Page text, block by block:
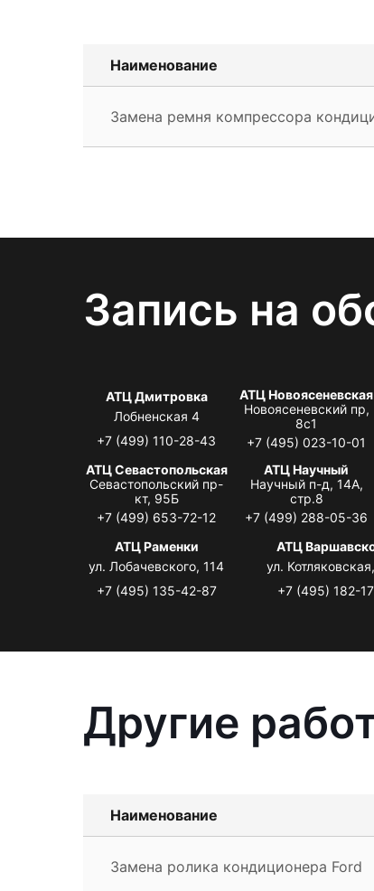
Наименование
Замена ремня компрессора
Запись на
АТЦ Дмитровка
Лобненская 4
+7 (499) 110-28-43
АТЦ Новоясеневская
Новоясеневский пр,
8с1
+7 (495) 023-10-01
АТЦ Севастопольская
Севастопольский пр-
кт, 95Б
+7 (499) 653-72-12
АТЦ Научный
Научный п-д, 14А,
стр.8
+7 (499) 288-05-36
АТЦ Раменки
ул. Лобачевского, 114
+7 (495) 135-42-87
АТЦ
ул.
+7 (495) 182-
Другие
Наименование
Замена ролика кондиционера Ford